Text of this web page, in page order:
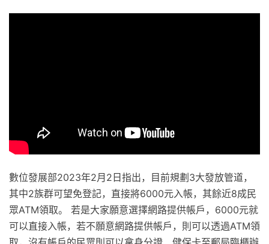
數位發展部2023年2月2日指出，目前規劃3大發放管道，
其中2族群可望免登記，直接將6000元入帳，其餘近8成民
眾ATM領取。 若是大家願意選擇網路提供帳戶，6000元就
可以直接入帳，若不願意網路提供帳戶，則可以透過ATM領